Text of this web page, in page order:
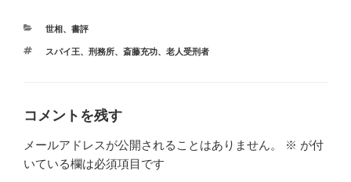
カ
ゴ
世相、 書評
タ
スパイ王、 刑務所、 斎藤充功、 老人受刑者
コメントを残す
メールアドレスが公開されることはありません。 ※ が付
いている欄は必須項目です